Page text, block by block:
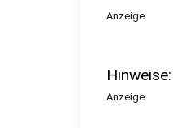
Anzeige
Hinweise:
Anzeige